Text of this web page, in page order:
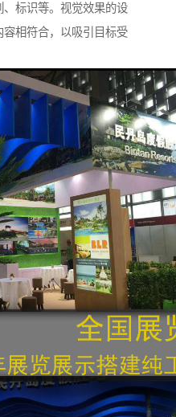
标识等。视觉效果的设
相符合，以吸引目标受